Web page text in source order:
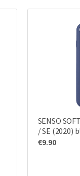
SENSO
/ SE (2020)
€9.90